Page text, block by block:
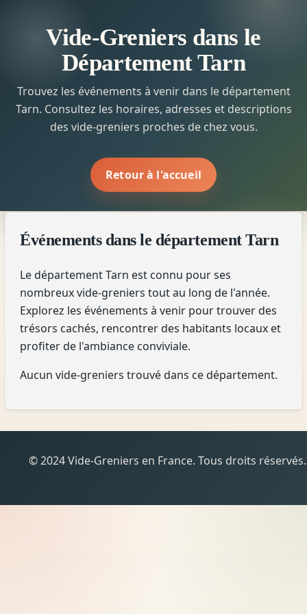
Vide-Greniers dans le
Département Tarn
Trouvez les événements à venir dans le département
Tarn. Consultez les horaires, adresses et descriptions
des vide-greniers proches de chez vous.
Retour à l'accueil
Événements dans le département Tarn
Le département Tarn est connu pour ses
nombreux vide-greniers tout au long de l'année.
Explorez les événements à venir pour trouver des
trésors cachés, rencontrer des habitants locaux et
profiter de l'ambiance conviviale.
Aucun vide-greniers trouvé dans ce département.
© 2024 Vide-Greniers en France. Tous droits réservés.